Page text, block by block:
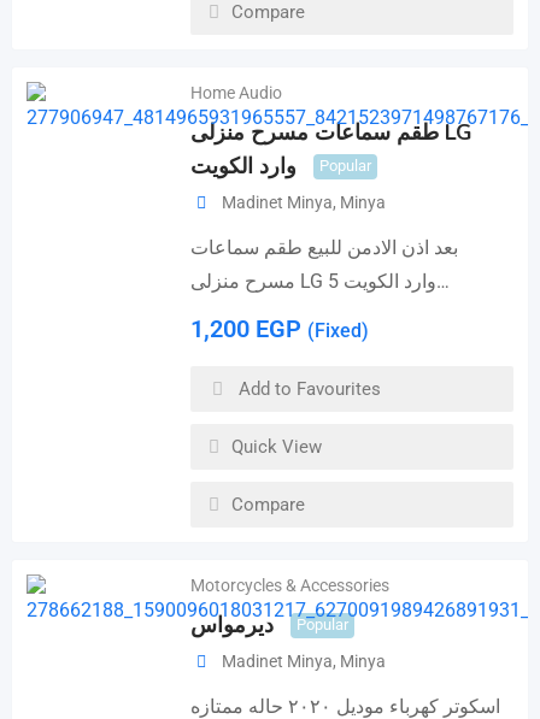
Compare
Home Audio
طقم سماعات مسرح منزلى LG
وارد الكويت
Popular
Madinet Minya, Minya
بعد اذن الادمن للبيع طقم سماعات
مسرح منزلى LG وارد الكويت 5…
1,200 EGP (Fixed)
Add to Favourites
Quick View
Compare
Motorcycles & Accessories
ديرمواس Popular
Madinet Minya, Minya
اسكوتر كهرباء موديل ٢٠٢٠ حاله ممتازه